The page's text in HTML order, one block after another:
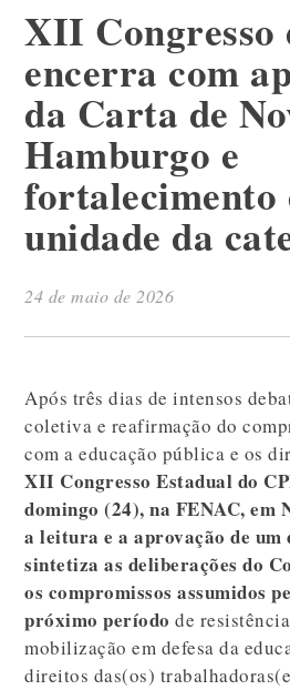
XII Congresso
encerra com
da Carta de
Hamburgo e
fortalecimento
unidade da
24 de maio de 2026
Após três dias de intensos
coletiva e reafirmação do
com a educação pública e os
XII Congresso Estadual do
domingo (24), na FENAC, em
a leitura e a aprovação de um
sintetiza as deliberações do
os compromissos assumidos
próximo período de
mobilização em defesa da
direitos das(os)